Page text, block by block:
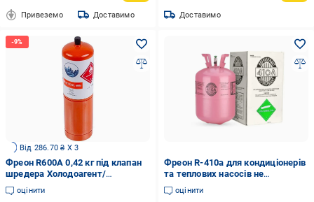
Привеземо Доставимо Доставимо
Від 286.70 ₴ X 3
Фреон R600A 0,42 кг під клапан
шредера Холодоагент/
Хладон-600A/ДФУ-600A
(00000043292)
оцінити
Фреон R-410a для кондиціонерів
та теплових насосів не
руйнуючий озон 11,3 кг
оцінити